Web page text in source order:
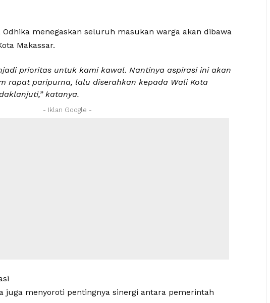
menegaskan seluruh masukan warga akan dibawa
Makassar.
prioritas untuk kami kawal. Nantinya aspirasi ini akan
rapat paripurna, lalu diserahkan kepada Wali Kota
katanya.
- Iklan Google -
juga menyoroti pentingnya sinergi antara pemerintah